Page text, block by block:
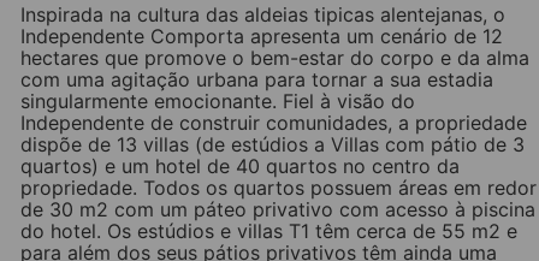
Inspirada na cultura das aldeias tipicas alentejanas, o
Independente Comporta apresenta um cenário de 12
hectares que promove o bem-estar do corpo e da alma
com uma agitação urbana para tornar a sua estadia
singularmente emocionante. Fiel à visão do
Independente de construir comunidades, a propriedade
dispõe de 13 villas (de estúdios a Villas com pátio de 3
quartos) e um hotel de 40 quartos no centro da
propriedade. Todos os quartos possuem áreas em redor
de 30 m2 com um páteo privativo com acesso à piscina
do hotel. Os estúdios e villas T1 têm cerca de 55 m2 e
para além dos seus pátios privativos têm ainda uma